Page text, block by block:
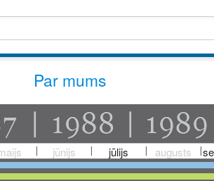
Par mums
jūnijs jūlijs augusts